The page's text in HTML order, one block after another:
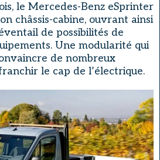
le Mercedes-Benz eSprinter
châssis-cabine, ouvrant ainsi
de possibilités de
Une modularité qui
de nombreux
le cap de l’électrique.